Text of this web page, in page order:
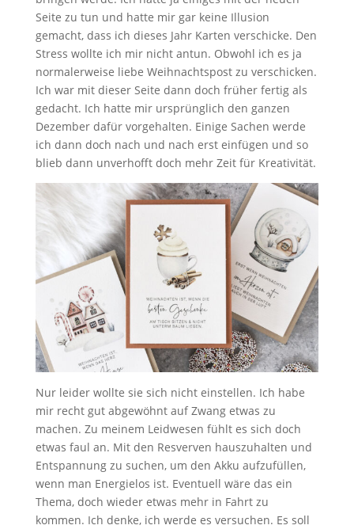
Seite zu tun und hatte mir gar keine Illusion
gemacht, dass ich dieses Jahr Karten verschicke. Den
Stress wollte ich mir nicht antun. Obwohl ich es ja
normalerweise liebe Weihnachtspost zu verschicken.
Ich war mit dieser Seite dann doch früher fertig als
gedacht. Ich hatte mir ursprünglich den ganzen
Dezember dafür vorgehalten. Einige Sachen werde
ich dann doch nach und nach erst einfügen und so
blieb dann unverhofft doch mehr Zeit für Kreativität.
Nur leider wollte sie sich nicht einstellen. Ich habe
mir recht gut abgewöhnt auf Zwang etwas zu
machen. Zu meinem Leidwesen fühlt es sich doch
etwas faul an. Mit den Resverven hauszuhalten und
Entspannung zu suchen, um den Akku aufzufüllen,
wenn man Energielos ist. Eventuell wäre das ein
Thema, doch wieder etwas mehr in Fahrt zu
kommen. Ich denke, ich werde es versuchen. Es soll